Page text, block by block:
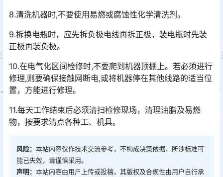
8.清洗机器时,不要使用易燃或腐蚀性化学清洗剂。
9.拆换电瓶时，应先拆负极电线再拆正极，装电瓶时先装
正极再装负极。
10.在电气化区间检修时,不要爬到机器顶棚上。若必须进行
修理,则要确保接触网断电,或将机器停在其他线路的适当位
置，方能进行修理。
11.每天工作结束后必须清扫检修现场，清理油脂及易燃
物，按要求清点各种工、机具。
风险： 本站内容仅作技术交流参考，不构成决策依据，所涉标准可
能已失效，请谨慎采用。
声明： 本站内容由用户上传或投稿，其版权及合规性由用户自行承